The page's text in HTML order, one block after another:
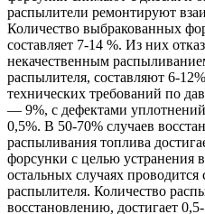
распылители ремонтируют
Количество выбракованных
составляет 7-14 %. Из них
некачественным
распылителя, составляют 6-
технических требований по
— 9%, с дефектами
0,5%. В 50-70% случаев
распыливания топлива
форсунки с целью устранения
остальных случаях
распылителя. Количество
восстановлению, достигает